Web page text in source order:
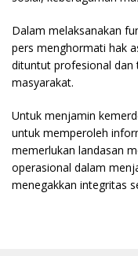
Dalam melaksanakan
pers menghormati hak
dituntut profesional dan
masyarakat.
Untuk menjamin
untuk memperoleh
memerlukan landasan
operasional dalam
menegakkan integritas